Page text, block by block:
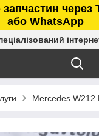
через
або WhatsApp
Mercedes W212